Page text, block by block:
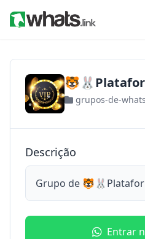
grupos-de-
Descrição
Grupo de
Entrar